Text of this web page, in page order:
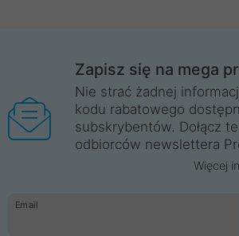
Zapisz się na mega
Nie strać żadnej
kodu rabatowego
subskrybentów. Dołącz
odbiorców newslettera
Więcej
Email